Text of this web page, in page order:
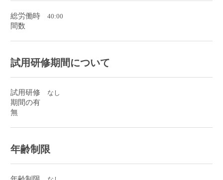
総労働時
間数
40:00
試用研修期間について
試用研修
期間の有
無
なし
年齢制限